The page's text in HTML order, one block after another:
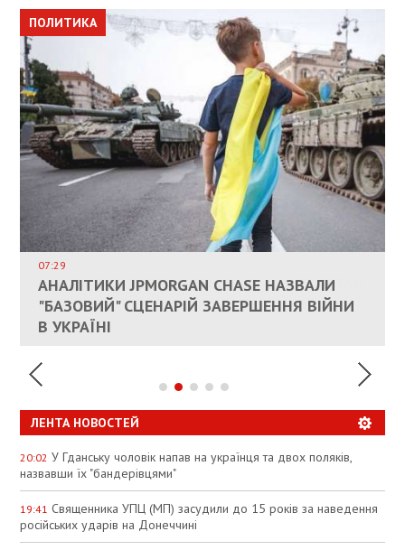
ПОЛИТИКА
КАНДИДАТ В ПРЕМЬЕРЫ ПОЛЬШИ ПРИЗВАЛ
ЕС ПРЕКРАТИТЬ ВОЕННУЮ ПОМОЩЬ
УКРАИНЕ
ПОЛИТИКА
07:29
АНАЛІТИКИ JPMORGAN CHASE НАЗВАЛИ
"БАЗОВИЙ" СЦЕНАРІЙ ЗАВЕРШЕННЯ ВІЙНИ
В УКРАЇНІ
ОБЩЕСТВО
ВЛАСНИКАМ ЗРУЙНОВАНОГО ЖИТЛА
ДОЗВОЛИЛИ НЕ ПЛАТИТИ ЗА КОМУНАЛКУ
ПОЛИТИКА
ИНТЕГРАЦИЯ УКРАИНЫ В НАТО ВРЯД ЛИ
СОСТОИТСЯ В БЛИЖАЙШЕЕ ВРЕМЯ, –
РЮТТЕ
ЭКОНОМИКА
ПАЛИВНИЙ РИНОК РОЗІГРІЛИ ШТУЧНО:
АНАЛІТИКИ ЗВИНУВАТИЛИ АЗС У
СПЕКУЛЯЦІЇ
ЛЕНТА НОВОСТЕЙ
20:02 У Гданську чоловік напав на українця та двох поляків,
назвавши їх "бандерівцями"
19:41 Священника УПЦ (МП) засудили до 15 років за наведення
російських ударів на Донеччині